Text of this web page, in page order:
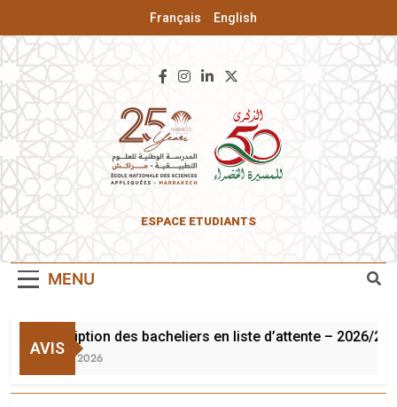
Français English
ENSA De
ESPACE ETUDIANTS
MENU
AVIS
Inscription des bacheliers en liste d’attente – 2026/
3 Août 2026